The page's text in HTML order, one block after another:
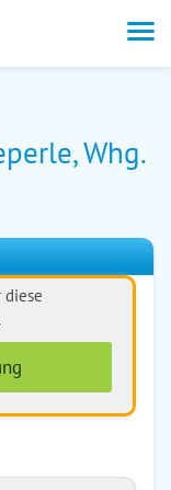
Whg.
diese